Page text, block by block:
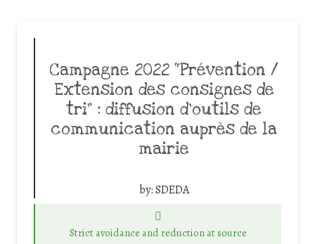
Campagne 2022 “Prévention /
Extension des consignes de
tri” : diffusion d’outils de
communication auprès de la
mairie
by:SDEDA
Strict avoidance and reduction at source